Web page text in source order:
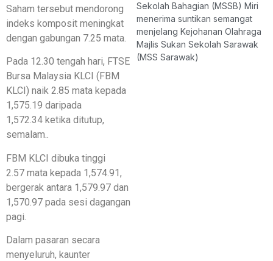
Saham tersebut mendorong
indeks komposit meningkat
dengan gabungan 7.25 mata.
Pada 12.30 tengah hari, FTSE
Bursa Malaysia KLCI (FBM
KLCI) naik 2.85 mata kepada
1,575.19 daripada
1,572.34 ketika ditutup,
semalam..
FBM KLCI dibuka tinggi
2.57 mata kepada 1,574.91,
bergerak antara 1,579.97 dan
1,570.97 pada sesi dagangan
pagi.
Dalam pasaran secara
menyeluruh, kaunter
Sekolah Bahagian (MSSB) Miri
menerima suntikan semangat
menjelang Kejohanan Olahraga
Majlis Sukan Sekolah Sarawak
(MSS Sarawak)